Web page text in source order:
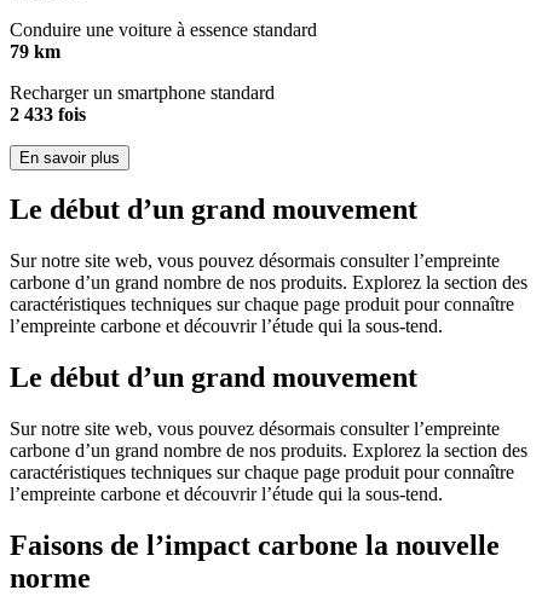
Conduire une voiture à essence standard
79 km
Recharger un smartphone standard
2 433 fois
En savoir plus
Le début d’un grand mouvement
Sur notre site web, vous pouvez désormais consulter l’empreinte
carbone d’un grand nombre de nos produits. Explorez la section des
caractéristiques techniques sur chaque page produit pour connaître
l’empreinte carbone et découvrir l’étude qui la sous-tend.
Le début d’un grand mouvement
Sur notre site web, vous pouvez désormais consulter l’empreinte
carbone d’un grand nombre de nos produits. Explorez la section des
caractéristiques techniques sur chaque page produit pour connaître
l’empreinte carbone et découvrir l’étude qui la sous-tend.
Faisons de l’impact carbone la nouvelle
norme